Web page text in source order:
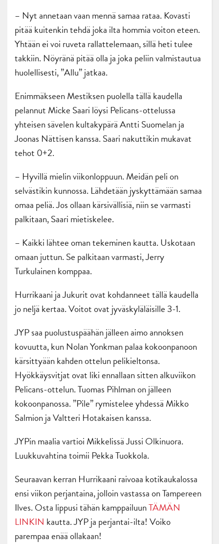
– Nyt annetaan vaan mennä samaa rataa. Kovasti
pitää kuitenkin tehdä joka ilta hommia voiton eteen.
Yhtään ei voi ruveta rallattelemaan, sillä heti tulee
takkiin. Nöyränä pitää olla ja joka peliin valmistautua
huolellisesti, ”Allu” jatkaa.
Enimmäkseen Mestiksen puolella tällä kaudella
pelannut Micke Saari löysi Pelicans-ottelussa
yhteisen sävelen kultakypärä Antti Suomelan ja
Joonas Nättisen kanssa. Saari nakuttikin mukavat
tehot 0+2.
– Hyvillä mielin viikonloppuun. Meidän peli on
selvästikin kunnossa. Lähdetään jyskyttämään samaa
omaa peliä. Jos ollaan kärsivällisiä, niin se varmasti
palkitaan, Saari mietiskelee.
– Kaikki lähtee oman tekeminen kautta. Uskotaan
omaan juttun. Se palkitaan varmasti, Jerry
Turkulainen komppaa.
Hurrikaani ja Jukurit ovat kohdanneet tällä kaudella
jo neljä kertaa. Voitot ovat jyväskyläläisille 3-1.
JYP saa puolustuspäähän jälleen aimo annoksen
kovuutta, kun Nolan Yonkman palaa kokoonpanoon
kärsittyään kahden ottelun pelikieltonsa.
Hyökkäysvitjat ovat liki ennallaan sitten alkuviikon
Pelicans-ottelun. Tuomas Pihlman on jälleen
kokoonpanossa. ”Pile” rymistelee yhdessä Mikko
Salmion ja Valtteri Hotakaisen kanssa.
JYPin maalia vartioi Mikkelissä Jussi Olkinuora.
Luukkuvahtina toimii Pekka Tuokkola.
Seuraavan kerran Hurrikaani raivoaa kotikaukalossa
ensi viikon perjantaina, jolloin vastassa on Tampereen
Ilves. Osta lippusi tähän kamppailuunTÄMÄN
LINKIN kautta. JYP ja perjantai-ilta! Voiko
parempaa enää ollakaan!